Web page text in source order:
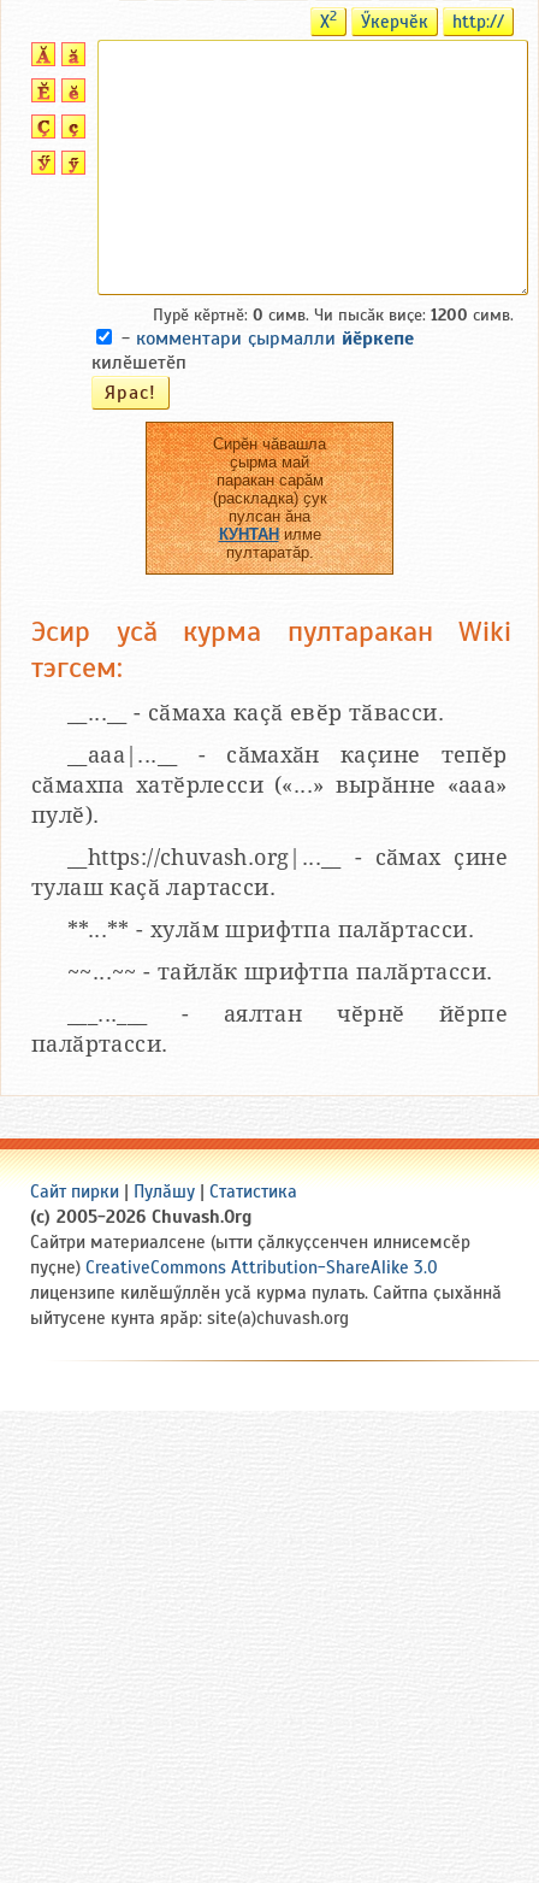
X2 Ӳкерчӗк http://
Пурӗ кӗртнӗ: 0 симв. Чи пысӑк виҫе: 1200 симв.
- комментари ҫырмалли йӗркепе
килӗшетӗп
Сирӗн чӑвашла
ҫырма май
паракан сарӑм
(раскладка) ҫук
пулсан ӑна
КУНТАНилме
пултаратӑр.
Эсир усӑ курма пултаракан Wiki
тэгсем:
__...__ - сӑмаха каҫӑ евӗр тӑвасси.
__aaa|...__ - сӑмахӑн каҫине тепӗр
сӑмахпа хатӗрлесси («...» вырӑнне «ааа»
пулӗ).
__https://chuvash.org|...__ - сӑмах ҫине
тулаш каҫӑ лартасси.
**...** - хулӑм шрифтпа палӑртасси.
~~...~~ - тайлӑк шрифтпа палӑртасси.
___...___ - аялтан чӗрнӗ йӗрпе
палӑртасси.
Сайт пирки | Пулӑшу | Статистика
(c) 2005-2026 Chuvash.Org
Сайтри материалсене (ытти ҫӑлкуҫсенчен илнисемсӗр
пуҫне) CreativeCommons Attribution-ShareAlike 3.0
лицензипе килӗшӳллӗн усӑ курма пулать. Сайтпа ҫыхӑннӑ
ыйтусене кунта ярӑр: site(a)chuvash.org